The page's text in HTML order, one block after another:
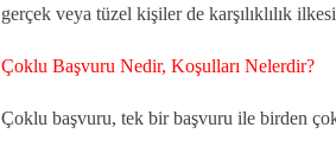
gerçek veya tüzel kişiler de karşılıklılık
Çoklu Başvuru Nedir, Koşulları Nelerdir?
Çoklu başvuru, tek bir başvuru ile birden